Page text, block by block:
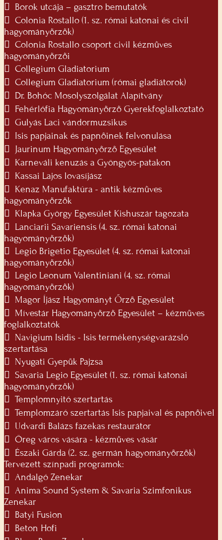
 Borok utcája – gasztro bemutatók
 Colonia Rostallo (1. sz. római katonai és civil
hagyományőrzők)
 Colonia Rostallo csoport civil kézműves
hagyományőrzői
 Collegium Gladiatorium
 Collegium Gladiatorium (római gladiátorok)
 Dr. Bohóc Mosolyszolgálat Alapítvány
 Fehérlófia Hagyományőrző Gyerekfoglalkoztató
 Gulyás Laci vándormuzsikus
 Isis papjainak és papnőinek felvonulása
 Jaurinum Hagyományőrző Egyesület
 Karneváli kenuzás a Gyöngyös-patakon
 Kassai Lajos lovasíjász
 Kenaz Manufaktúra - antik kézműves
hagyományőrzők
 Klapka György Egyesület Kishuszár tagozata
 Lanciarii Savariensis (4. sz. római katonai
hagyományőrzők)
 Legio Brigetio Egyesület (4. sz. római katonai
hagyományőrzők)
 Legio Leonum Valentiniani (4. sz. római
hagyományőrzők)
 Magor Íjász Hagyományt Őrző Egyesület
 Mívestár Hagyományőrző Egyesület – kézműves
foglalkoztatók
 Navigium Isidis - Isis termékenységvarázsló
szertartása
 Nyugati Gyepűk Pajzsa
 Savaria Legio Egyesület (1. sz. római katonai
hagyományőrzők)
 Templomnyitó szertartás
 Templomzáró szertartás Isis papjaival és papnőivel
 Udvardi Balázs fazekas restaurátor
 Öreg város vására - kézműves vásár
 Északi Gárda (2. sz. germán hagyományőrzők)
Tervezett színpadi programok:
 Andalgó Zenekar
 Anima Sound System & Savaria Szimfonikus
Zenekar
 Batyi Fusion
 Beton Hofi